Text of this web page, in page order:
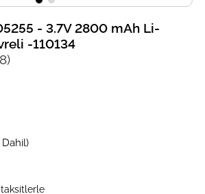
- 3.7V 2800 mAh Li-
-110134
Dahil)